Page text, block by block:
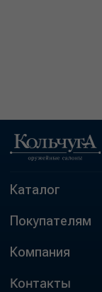
Каталог
Покупателям
Компания
Контакты